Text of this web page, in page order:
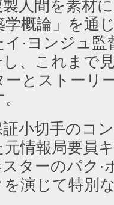
人間を素材
学概論」を通
·ヨンジュ監
、これまで
とストーリ
小切手のコ
情報局要員
ターのパク·
演じて特別